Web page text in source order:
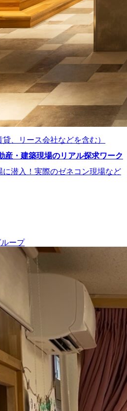
、リース会社などを含む）
産・建築現場のリアル探求ワーク
に潜入！実際のゼネコン現場など
ープ